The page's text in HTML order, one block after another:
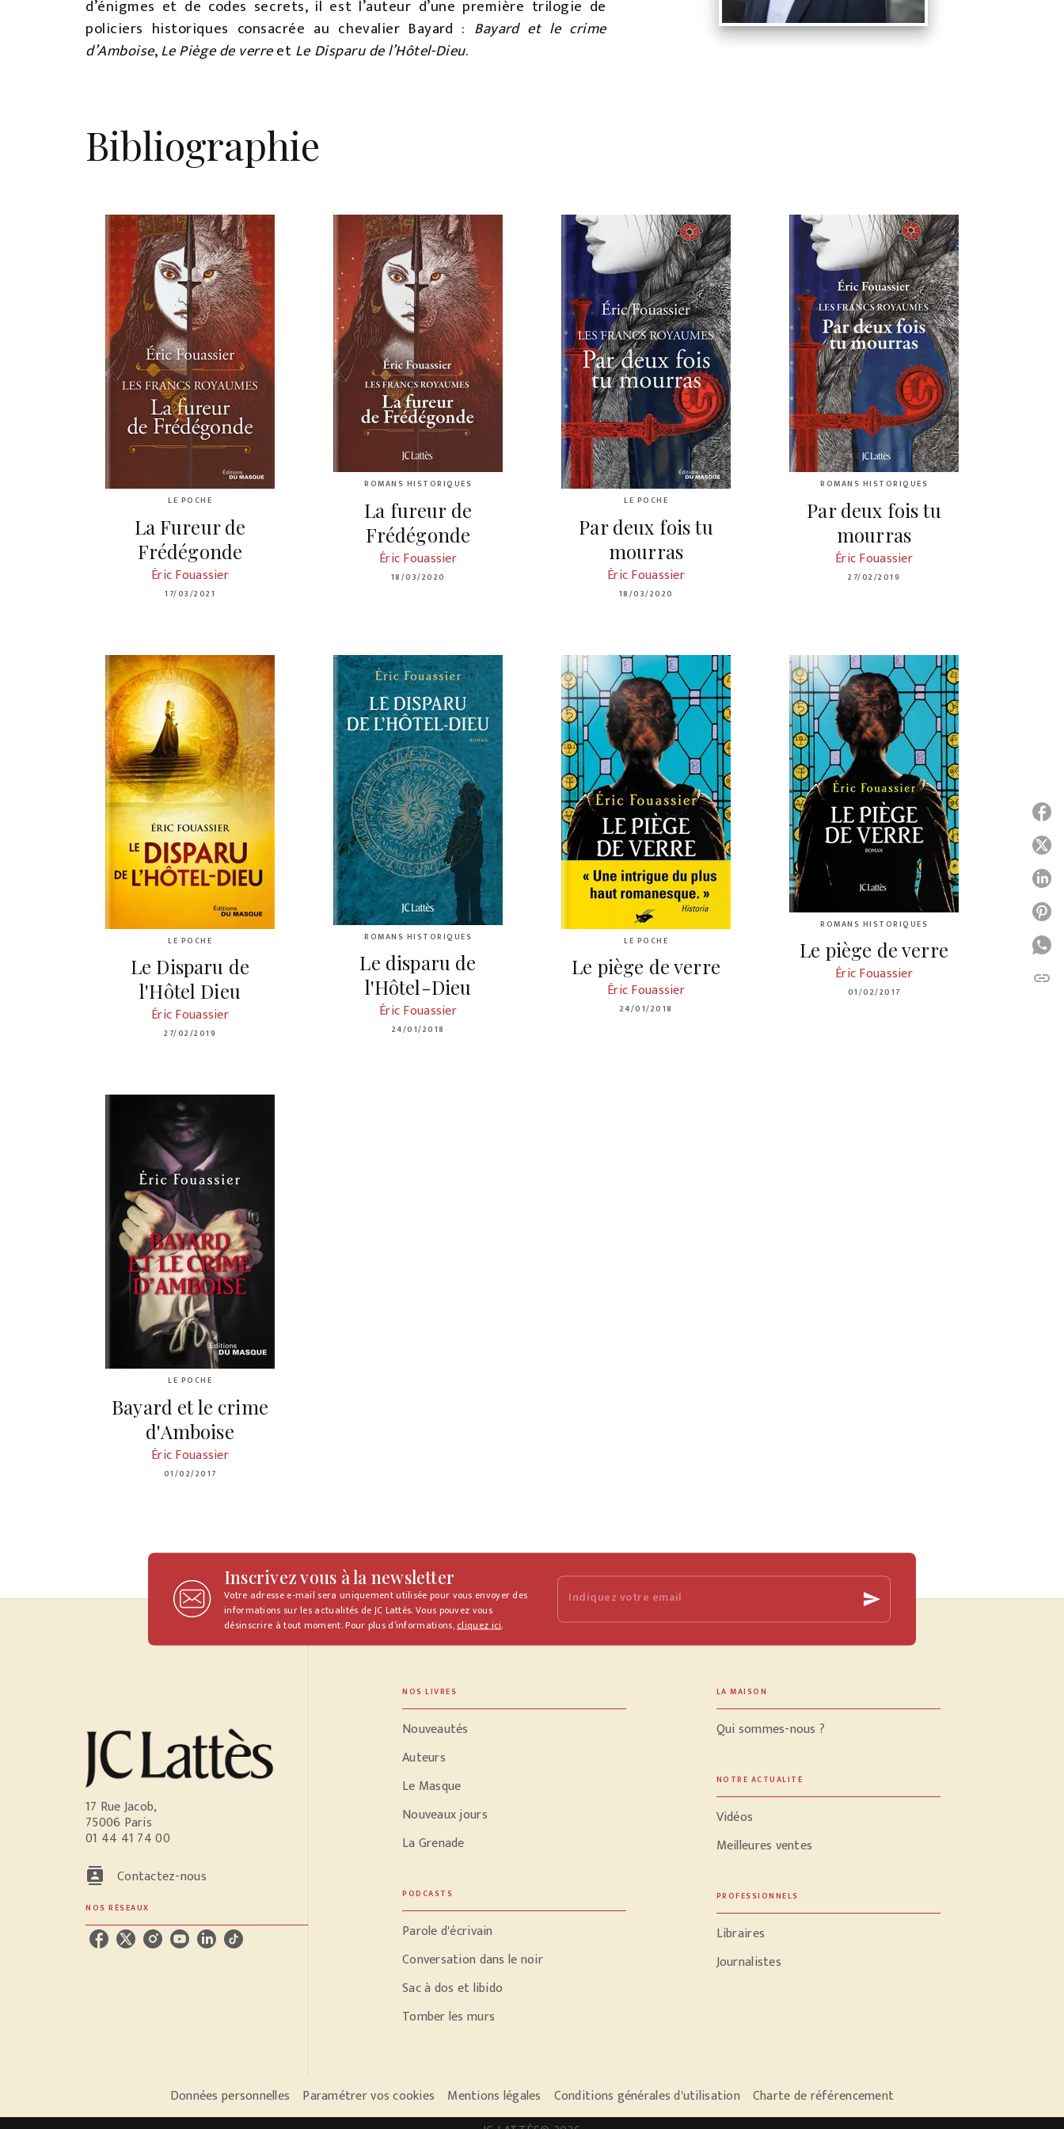
d’énigmes et de codes secrets, il est l’auteur d’une première trilogie de
policiers historiques consacrée au chevalier Bayard : Bayard et le crime
d’Amboise,Le Piège de verreetLe Disparu de l’Hôtel-Dieu.
Bibliographie
LE POCHE
La Fureur de
Frédégonde
Éric Fouassier
17/03/2021
ROMANS HISTORIQUES
La fureur de
Frédégonde
Éric Fouassier
18/03/2020
LE POCHE
Par deux fois tu
mourras
Éric Fouassier
18/03/2020
ROMANS HISTORIQUES
Par deux fois tu
mourras
Éric Fouassier
27/02/2019
LE POCHE
Le Disparu de
l'Hôtel Dieu
Éric Fouassier
27/02/2019
ROMANS HISTORIQUES
Le disparu de
l'Hôtel-Dieu
Éric Fouassier
24/01/2018
LE POCHE
Le piège de verre
Éric Fouassier
24/01/2018
ROMANS HISTORIQUES
Le piège de verre
Éric Fouassier
01/02/2017
LE POCHE
Bayard et le crime
d'Amboise
Éric Fouassier
01/02/2017
link
Inscrivez vous à la newsletter
Votre adresse e-mail sera uniquement utilisée pour vous envoyer des
informations sur les actualités de JC Lattès. Vous pouvez vous
désinscrire à tout moment. Pour plus d’informations,cliquez ici.
Indiquez votre email send
17 Rue Jacob,
75006 Paris
01 44 41 74 00
contacts Contactez-nous
NOS RÉSEAUX
NOS LIVRES
Nouveautés
Auteurs
Le Masque
Nouveaux jours
La Grenade
PODCASTS
Parole d'écrivain
Conversation dans le noir
Sac à dos et libido
Tomber les murs
LA MAISON
Qui sommes-nous ?
NOTRE ACTUALITÉ
Vidéos
Meilleures ventes
PROFESSIONNELS
Libraires
Journalistes
Données personnelles Paramétrer vos cookies Mentions légales Conditions générales d'utilisation
Charte de référencement